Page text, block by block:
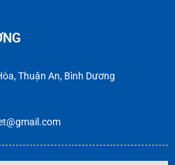
Thuận An, Bình Dương